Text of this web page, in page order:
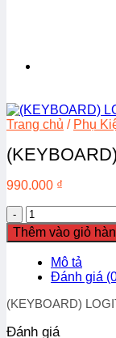
Trang chủ / Phụ
990.000 ₫
(KEYBOARD)
LOGITECH
K580
SLIM
MULTI
DEVICE
WIRELESS/
số
Thêm vào giỏ
Mô tả
Đánh giá
(KEYBOARD)
Đánh giá